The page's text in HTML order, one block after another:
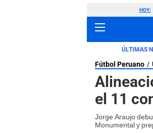
HOY:
ÚLTIMAS
Fútbol Peruano
el 11
Jorge Araujo
Monumental y